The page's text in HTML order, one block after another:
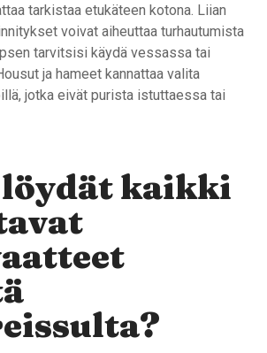
tarkistaa etukäteen kotona. Liian
voivat aiheuttaa turhautumista
tarvitsisi käydä vessassa tai
ja hameet kannattaa valita
jotka eivät purista istuttaessa tai
kaikki